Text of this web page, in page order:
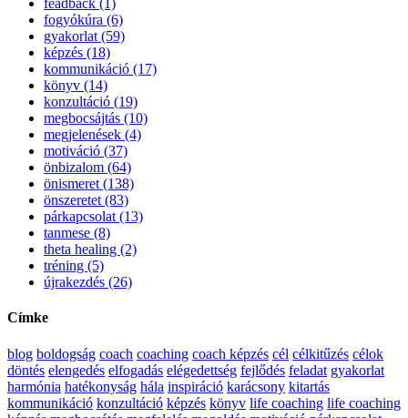
feadback (1)
fogyókúra (6)
gyakorlat (59)
képzés (18)
kommunikáció (17)
könyv (14)
konzultáció (19)
megbocsájtás (10)
megjelenések (4)
motiváció (37)
önbizalom (64)
önismeret (138)
önszeretet (83)
párkapcsolat (13)
tanmese (8)
theta healing (2)
tréning (5)
újrakezdés (26)
Címke
blog boldogság coach coaching coach képzés cél célkitűzés célok
döntés elengedés elfogadás elégedettség fejlődés feladat gyakorlat
harmónia hatékonyság hála inspiráció karácsony kitartás
kommunikáció konzultáció képzés könyv life coaching life coaching